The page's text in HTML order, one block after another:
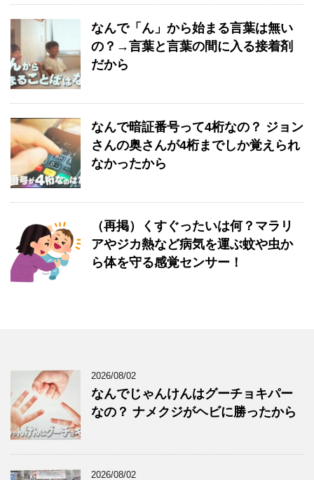
なんで「ん」から始まる言葉は無い
の？→言葉と言葉の間に入る接着剤
だから
なんで暗証番号って4桁なの？ ジョン
さんの奥さんが4桁までしか覚えられ
なかったから
（再掲）くすぐったいは何？マラリ
アやジカ熱など病気を運ぶ蚊や虫か
ら体を守る感覚センサー！
2026/08/02
なんでじゃんけんはグーチョキパー
なの？ ナメクジがヘビに勝ったから
2026/08/02